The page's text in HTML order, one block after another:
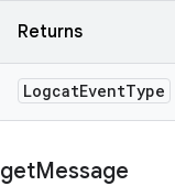
Returns
LogcatEventType
getMessage